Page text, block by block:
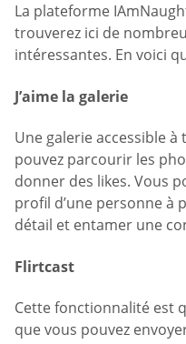
La plateforme
trouverez ici de
intéressantes. En voici
J’aime la galerie
Une galerie accessible
pouvez parcourir les
donner des likes. Vous
profil d’une personne à
détail et entamer une
Flirtcast
Cette fonctionnalité est
que vous pouvez